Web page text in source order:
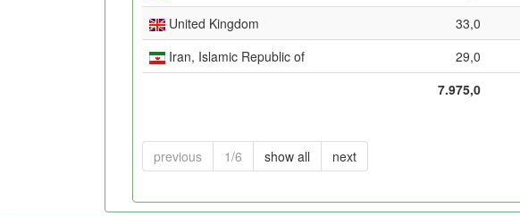
United Kingdom
33,0
Iran, Islamic Republic of
29,0
7.975,0
previous 1/6 show all next